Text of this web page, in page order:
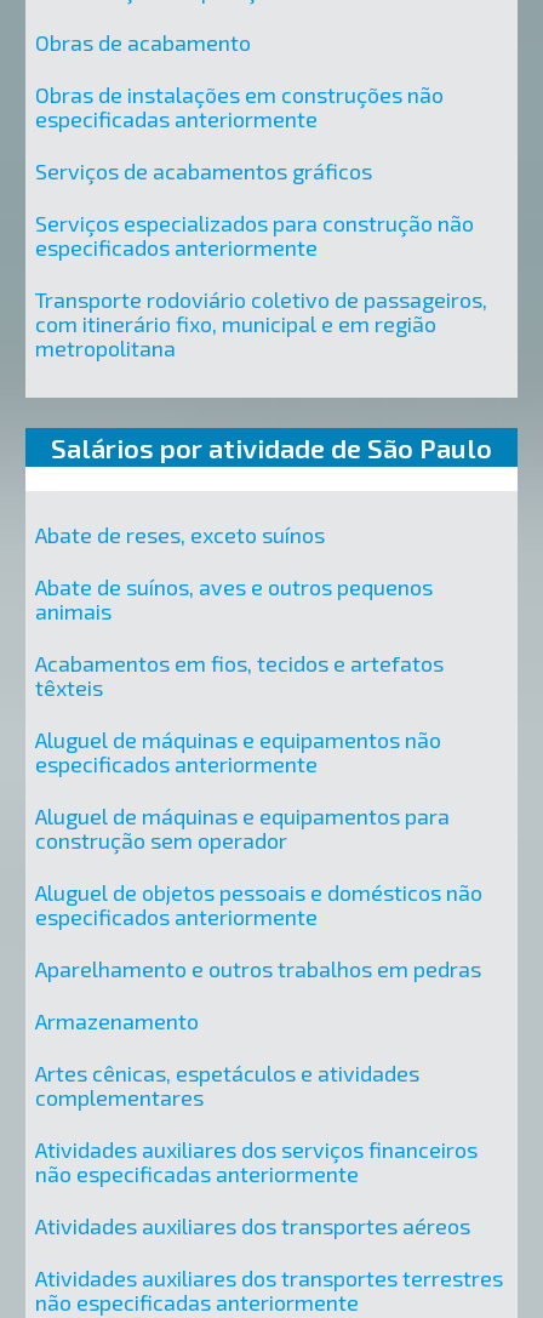
Obras de acabamento
Obras de instalações em construções não
especificadas anteriormente
Serviços de acabamentos gráficos
Serviços especializados para construção não
especificados anteriormente
Transporte rodoviário coletivo de passageiros,
com itinerário fixo, municipal e em região
metropolitana
Salários por atividade de São Paulo
Abate de reses, exceto suínos
Abate de suínos, aves e outros pequenos
animais
Acabamentos em fios, tecidos e artefatos
têxteis
Aluguel de máquinas e equipamentos não
especificados anteriormente
Aluguel de máquinas e equipamentos para
construção sem operador
Aluguel de objetos pessoais e domésticos não
especificados anteriormente
Aparelhamento e outros trabalhos em pedras
Armazenamento
Artes cênicas, espetáculos e atividades
complementares
Atividades auxiliares dos serviços financeiros
não especificadas anteriormente
Atividades auxiliares dos transportes aéreos
Atividades auxiliares dos transportes terrestres
não especificadas anteriormente